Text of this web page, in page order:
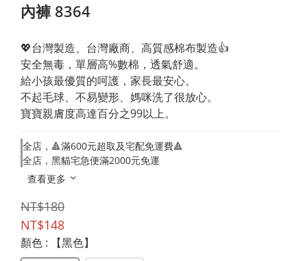
內褲 8364
💖台灣製造、台灣廠商、高質感棉布製造👍
安全無毒，單層高%數棉，透氣舒適。
給小孩最優質的呵護，家長最安心。
不起毛球、不易變形、媽咪洗了很放心。
寶寶親膚度高達百分之99以上。
全店，🔺滿600元超取及宅配免運費🔺
全店，黑貓宅急便滿2000元免運
查看更多
NT$180
NT$148
顏色 : 【黑色】